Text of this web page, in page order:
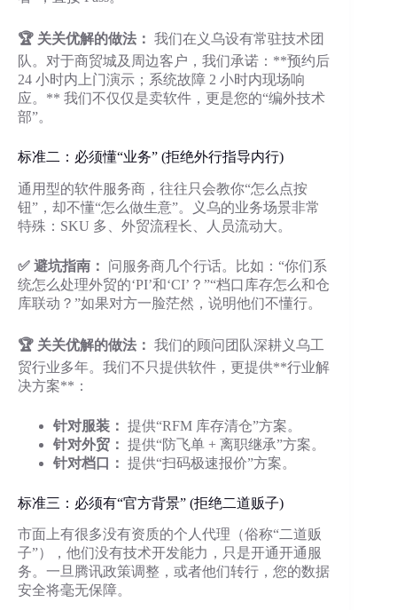
🏆 关关优解的做法： 我们在义乌设有常驻技术团
队。对于商贸城及周边客户，我们承诺：**预约后
24 小时内上门演示；系统故障 2 小时内现场响
应。** 我们不仅仅是卖软件，更是您的“编外技术
部”。
标准二：必须懂“业务” (拒绝外行指导内行)
通用型的软件服务商，往往只会教你“怎么点按
钮”，却不懂“怎么做生意”。义乌的业务场景非常
特殊：SKU 多、外贸流程长、人员流动大。
✅ 避坑指南：
问服务商几个行话。比如：“你们系
统怎么处理外贸的‘PI’和‘CI’？”“档口库存怎么和仓
库联动？”如果对方一脸茫然，说明他们不懂行。
🏆 关关优解的做法： 我们的顾问团队深耕义乌工
贸行业多年。我们不只提供软件，更提供**行业解
决方案**：
针对服装： 提供“RFM 库存清仓”方案。
针对外贸： 提供“防飞单 + 离职继承”方案。
针对档口： 提供“扫码极速报价”方案。
标准三：必须有“官方背景” (拒绝二道贩子)
市面上有很多没有资质的个人代理（俗称“二道贩
子”），他们没有技术开发能力，只是开通开通服
务。一旦腾讯政策调整，或者他们转行，您的数据
安全将毫无保障。